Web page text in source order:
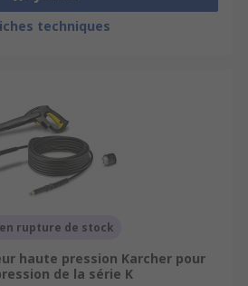
techniques
rupture de stock
haute pression Karcher pour
de la série K